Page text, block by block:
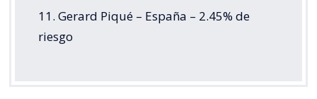
11. Gerard Piqué – España – 2.45% de
riesgo